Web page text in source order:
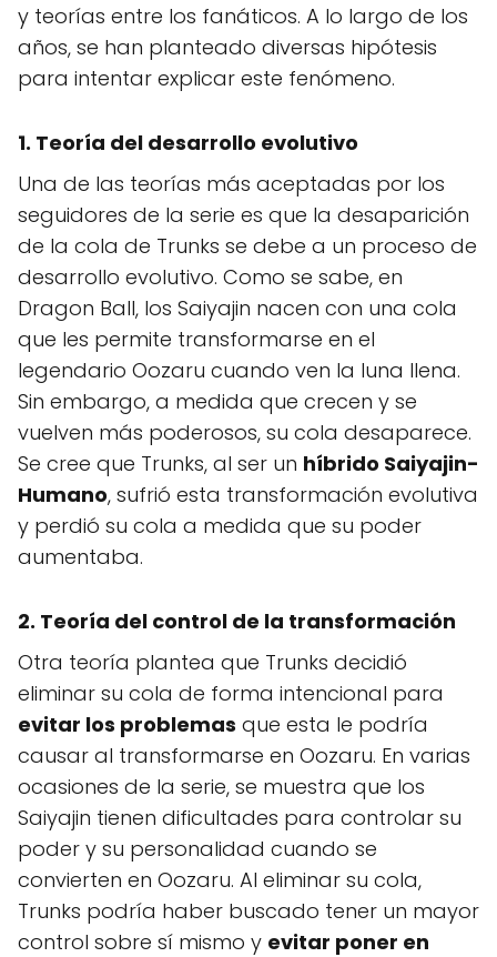
y teorías entre los fanáticos. A lo largo de los
años, se han planteado diversas hipótesis
para intentar explicar este fenómeno.
1. Teoría del desarrollo evolutivo
Una de las teorías más aceptadas por los
seguidores de la serie es que la desaparición
de la cola de Trunks se debe a un proceso de
desarrollo evolutivo. Como se sabe, en
Dragon Ball, los Saiyajin nacen con una cola
que les permite transformarse en el
legendario Oozaru cuando ven la luna llena.
Sin embargo, a medida que crecen y se
vuelven más poderosos, su cola desaparece.
Se cree que Trunks, al ser un híbrido Saiyajin-
Humano, sufrió esta transformación evolutiva
y perdió su cola a medida que su poder
aumentaba.
2. Teoría del control de la transformación
Otra teoría plantea que Trunks decidió
eliminar su cola de forma intencional para
evitar los problemas que esta le podría
causar al transformarse en Oozaru. En varias
ocasiones de la serie, se muestra que los
Saiyajin tienen dificultades para controlar su
poder y su personalidad cuando se
convierten en Oozaru. Al eliminar su cola,
Trunks podría haber buscado tener un mayor
control sobre sí mismo y evitar poner en